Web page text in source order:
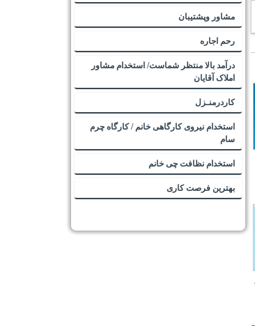
مشاور وپشتیبان
رحم اجاره
درآمد بالا منتظر شماست/ استخدام مشاور
املاک آقایان
کاردرمنـزل
استخدام نیروی کارگاهی خانم / کارگاه چرم
سام
استخدام نظافت چی خانم
بهترین فرصت کاری